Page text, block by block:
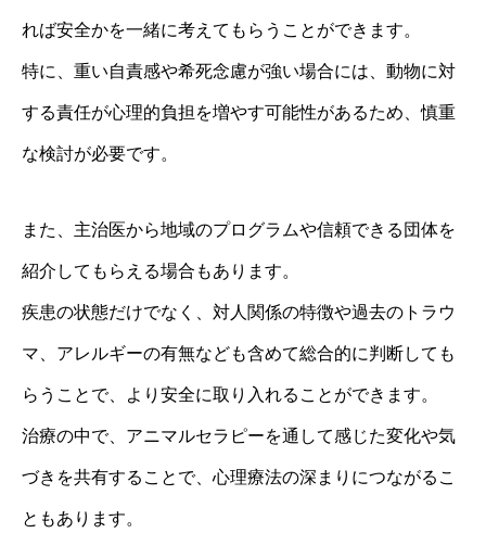
れば安全かを一緒に考えてもらうことができます。
特に、重い自責感や希死念慮が強い場合には、動物に対
する責任が心理的負担を増やす可能性があるため、慎重
な検討が必要です。
また、主治医から地域のプログラムや信頼できる団体を
紹介してもらえる場合もあります。
疾患の状態だけでなく、対人関係の特徴や過去のトラウ
マ、アレルギーの有無なども含めて総合的に判断しても
らうことで、より安全に取り入れることができます。
治療の中で、アニマルセラピーを通して感じた変化や気
づきを共有することで、心理療法の深まりにつながるこ
ともあります。